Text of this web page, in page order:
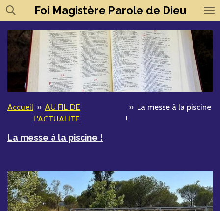
Passer
au
contenu
principal
Foi Magistère Parole de Dieu
Accueil » AU FIL DE
L'ACTUALITE
» La messe à la piscine
!
La messe à la piscine !